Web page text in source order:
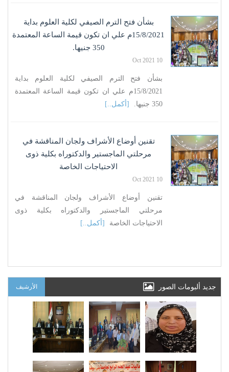
بشأن فتح الترم الصيفي لكلية العلوم بداية
15/8/2021م علي ان تكون قيمة الساعة المعتمدة
350 جنيها.
10 Oct 2021
بشأن فتح الترم الصيفي لكلية العلوم بداية
15/8/2021م علي ان تكون قيمة الساعة المعتمدة
350 جنيها.
[أكمل..]
تقنين أوضاع الأشراف ولجان المناقشة في
مرحلتي الماجستير والدكتوراه بكلية ذوى
الاحتياجات الخاصة
10 Oct 2021
تقنين أوضاع الأشراف ولجان المناقشة في
مرحلتي الماجستير والدكتوراه بكلية ذوى
الاحتياجات الخاصة
[أكمل..]
جديد ألبومات الصور الأرشيف